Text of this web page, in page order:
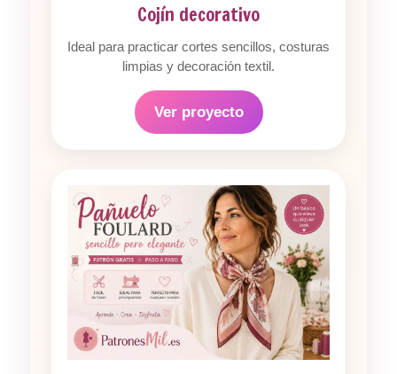
Cojín decorativo
Ideal para practicar cortes sencillos, costuras
limpias y decoración textil.
Ver proyecto